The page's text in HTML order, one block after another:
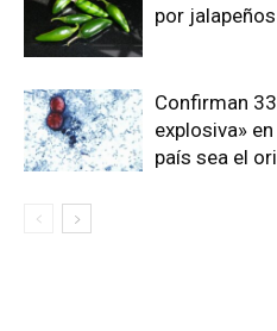
por
Confirman
explosiva»
país sea el